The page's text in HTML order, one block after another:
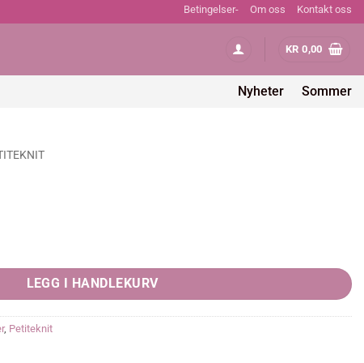
Betingelser- Om oss Kontakt oss
KR 0,00
Nyheter Sommer
LEGG I HANDLEKURV
, Petiteknit